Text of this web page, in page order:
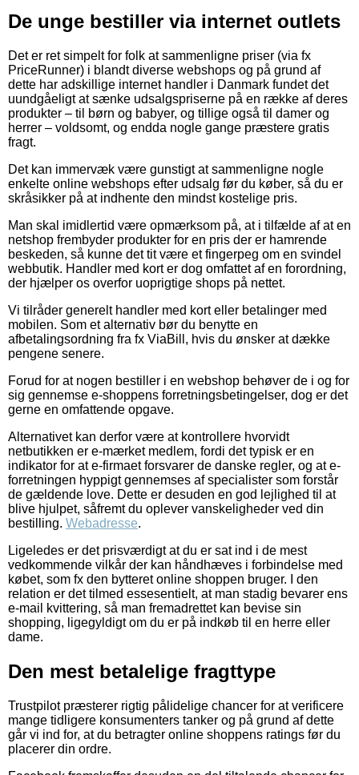
De unge bestiller via internet outlets
Det er ret simpelt for folk at sammenligne priser (via fx
PriceRunner) i blandt diverse webshops og på grund af
dette har adskillige internet handler i Danmark fundet det
uundgåeligt at sænke udsalgspriserne på en række af deres
produkter – til børn og babyer, og tillige også til damer og
herrer – voldsomt, og endda nogle gange præstere gratis
fragt.
Det kan immervæk være gunstigt at sammenligne nogle
enkelte online webshops efter udsalg før du køber, så du er
skråsikker på at indhente den mindst kostelige pris.
Man skal imidlertid være opmærksom på, at i tilfælde af at en
netshop frembyder produkter for en pris der er hamrende
beskeden, så kunne det tit være et fingerpeg om en svindel
webbutik. Handler med kort er dog omfattet af en forordning,
der hjælper os overfor uoprigtige shops på nettet.
Vi tilråder generelt handler med kort eller betalinger med
mobilen. Som et alternativ bør du benytte en
afbetalingsordning fra fx ViaBill, hvis du ønsker at dække
pengene senere.
Forud for at nogen bestiller i en webshop behøver de i og for
sig gennemse e-shoppens forretningsbetingelser, dog er det
gerne en omfattende opgave.
Alternativet kan derfor være at kontrollere hvorvidt
netbutikken er e-mærket medlem, fordi det typisk er en
indikator for at e-firmaet forsvarer de danske regler, og at e-
forretningen hyppigt gennemses af specialister som forstår
de gældende love. Dette er desuden en god lejlighed til at
blive hjulpet, såfremt du oplever vanskeligheder ved din
bestilling. Webadresse.
Ligeledes er det prisværdigt at du er sat ind i de mest
vedkommende vilkår der kan håndhæves i forbindelse med
købet, som fx den bytteret online shoppen bruger. I den
relation er det tilmed essesentielt, at man stadig bevarer ens
e-mail kvittering, så man fremadrettet kan bevise sin
shopping, ligegyldigt om du er på indkøb til en herre eller
dame.
Den mest betalelige fragttype
Trustpilot præsterer rigtig pålidelige chancer for at verificere
mange tidligere konsumenters tanker og på grund af dette
går vi ind for, at du betragter online shoppens ratings før du
placerer din ordre.